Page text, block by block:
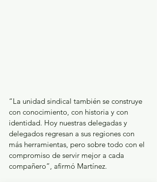
“La unidad sindical también se construye
con conocimiento, con historia y con
identidad. Hoy nuestras delegadas y
delegados regresan a sus regiones con
más herramientas, pero sobre todo con el
compromiso de servir mejor a cada
compañero”, afirmó Martínez.